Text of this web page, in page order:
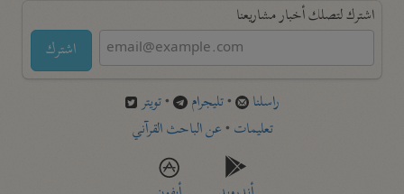
اشترك لتصلك أخبار مشاريعنا
اشترك
راسلنا •تليجرام •تويتر
تعليمات •عن الباحث القرآني